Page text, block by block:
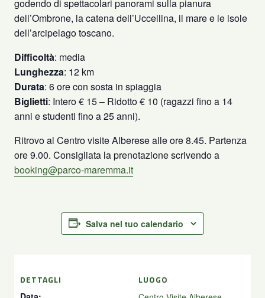
godendo di spettacolari panorami sulla pianura
dell’Ombrone, la catena dell’Uccellina, il mare e le isole
dell’arcipelago toscano.
Difficoltà: media
Lunghezza: 12 km
Durata: 6 ore con sosta in spiaggia
Biglietti: Intero € 15 – Ridotto € 10 (ragazzi fino a 14
anni e studenti fino a 25 anni).
Ritrovo al Centro visite Alberese alle ore 8.45. Partenza
ore 9.00. Consigliata la prenotazione scrivendo a
booking@parco-maremma.it
Salva nel tuo calendario
DETTAGLI LUOGO